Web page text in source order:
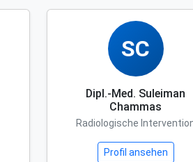
SC
Dipl.-Med. Suleiman
Chammas
Radiologische
Profil ansehen